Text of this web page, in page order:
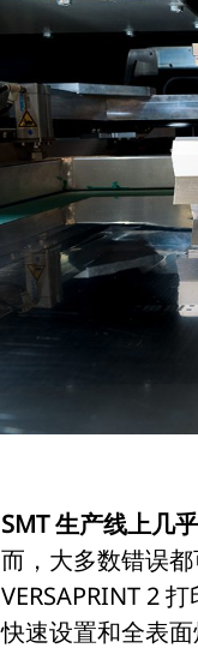
SMT 生产线上几
而，大多数错误
VERSAPRINT 2
快速设置和全表